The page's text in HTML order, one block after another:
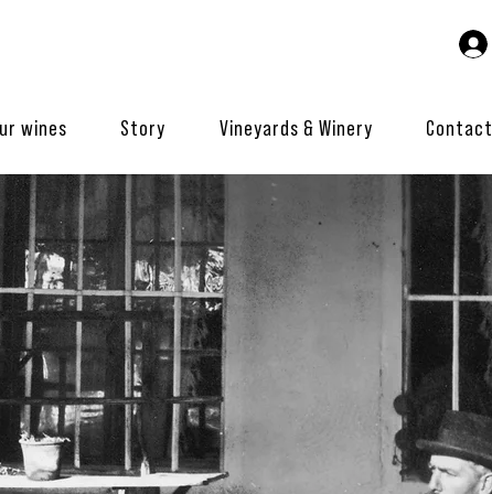
wines Story Vineyards & Winery Contact